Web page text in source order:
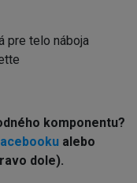
pre telo náboja
komponentu?
alebo
dole).